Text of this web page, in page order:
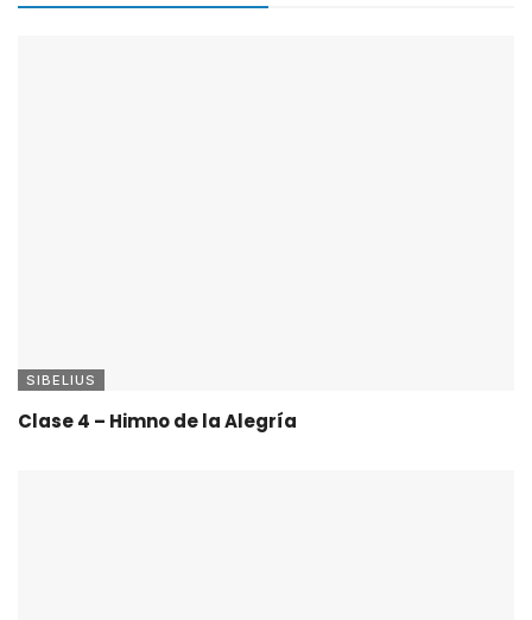
SIBELIUS
Clase 4 – Himno de la Alegría